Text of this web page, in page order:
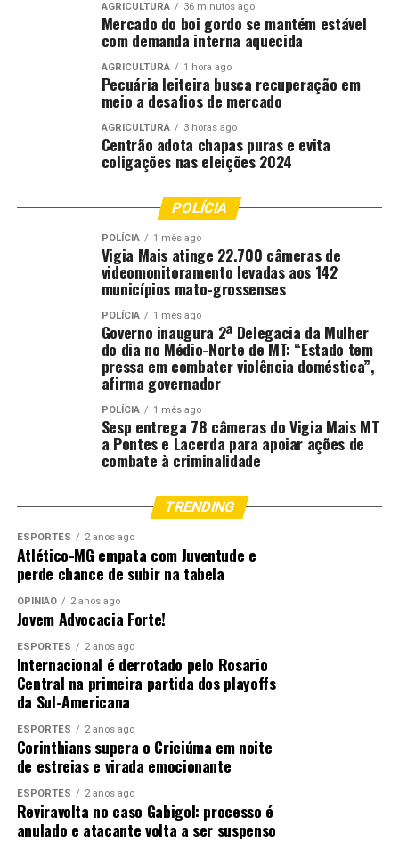
AGRICULTURA 36 minutos ago
Mercado do boi gordo se mantém estável
com demanda interna aquecida
AGRICULTURA 1 hora ago
Pecuária leiteira busca recuperação em
meio a desafios de mercado
AGRICULTURA 3 horas ago
Centrão adota chapas puras e evita
coligações nas eleições 2024
POLÍCIA
POLÍCIA 1 mês ago
Vigia Mais atinge 22.700 câmeras de
videomonitoramento levadas aos 142
municípios mato-grossenses
POLÍCIA 1 mês ago
Governo inaugura 2ª Delegacia da Mulher
do dia no Médio-Norte de MT: “Estado tem
pressa em combater violência doméstica”,
afirma governador
POLÍCIA 1 mês ago
Sesp entrega 78 câmeras do Vigia Mais MT
a Pontes e Lacerda para apoiar ações de
combate à criminalidade
TRENDING
ESPORTES 2 anos ago
Atlético-MG empata com Juventude e
perde chance de subir na tabela
OPINIÃO 2 anos ago
Jovem Advocacia Forte!
ESPORTES 2 anos ago
Internacional é derrotado pelo Rosario
Central na primeira partida dos playoffs
da Sul-Americana
ESPORTES 2 anos ago
Corinthians supera o Criciúma em noite
de estreias e virada emocionante
ESPORTES 2 anos ago
Reviravolta no caso Gabigol: processo é
anulado e atacante volta a ser suspenso